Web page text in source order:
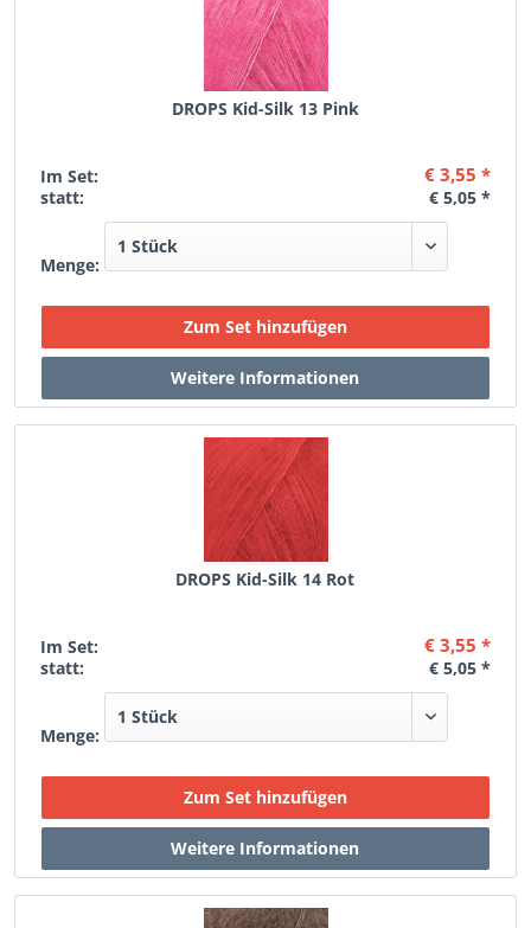
DROPS Kid-Silk 13 Pink
Im Set: € 3,55 *
statt: € 5,05 *
Menge:
DROPS Kid-Silk 14 Rot
Im Set: € 3,55 *
statt: € 5,05 *
Menge: